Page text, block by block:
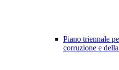
Piano triennale
corruzione e